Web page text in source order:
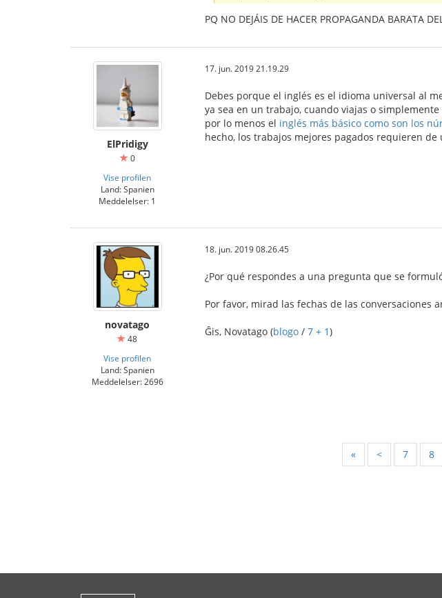
PQ NO DEJÁIS DE HACER PROPAGANDA BARATA
ElPridigy
0
Vise profilen
Land: Spanien
Meddelelser: 1
17. jun. 2019 21.19.29
Debes porque el inglés es el idioma universal al
ya sea en un trabajo, cuando viajas o
por lo menos el inglés más básico como son los
hecho, los trabajos mejores pagados requieren
novatago
48
Vise profilen
Land: Spanien
Meddelelser: 2696
18. jun. 2019 08.26.45
¿Por qué respondes a una pregunta que se
Por favor, mirad las fechas de las conversaciones
Ĝis, Novatago (blogo / 7 + 1)
« < 7 8